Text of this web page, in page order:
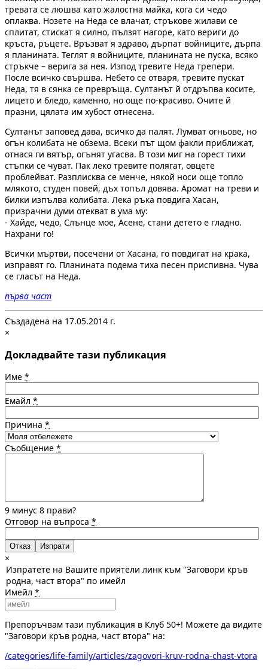
тревата се люшва като жалостна майка, кога си чедо
оплаква. Нозете на Неда се влачат, стръкове жилави се
сплитат, стискат я силно, пълзят нагоре, като вериги до
кръста, ръцете. Връзват я здраво, дърпат войниците, дърпа
я планината. Теглят я войниците, планината не пуска, всяко
стръкче – верига за нея. Изпод тревите Неда трепери.
После всичко свършва. Небето се отваря, тревите пускат
Неда, тя в сянка се превръща. Султанът й отдръпва косите,
лицето и бледо, каменно, но още по-красиво. Очите й
празни, цялата им хубост отнесена.
Султанът заповед дава, всичко да палят. Лумват огньове, но
огън колибата не обзема. Всеки път щом факли приближат,
отнася ги вятър, огънят угасва. В този миг на горест тихи
стъпки се чуват. Пак леко тревите полягат, овцете
проблейват. Разплисква се менче, някой носи още топло
млякото, студен повей, дъх топъл довява. Аромат на треви и
билки изпълва колибата. Лека ръка повдига Хасан,
призрачни думи отекват в ума му:
- Хайде, чедо, Слънце мое, Асене, стани детето е гладно.
Нахрани го!
Всички мъртви, посечени от Хасана, го повдигат на крака,
изправят го. Планината подема тиха песен приспивна. Чува
се гласът на Неда.
първа част
Създадена на 17.05.2014 г.
×
Докладвайте тази публикация
Име *
Емайл *
Причина *
Съобщение *
9 минус 8 прави?
Отговор на въпроса *
Отказ
×
Изпратете на Вашите приятели линк към "Заговори кръв
родна, част втора" по имейл
Имейл *
Препоръчвам тази публикация в Клуб 50+! Можете да видите
"Заговори кръв родна, част втора" на:
/categories/life-family/articles/zagovori-kruv-rodna-chast-vtora